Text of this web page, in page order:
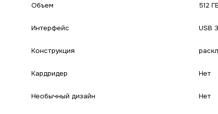
Объем 512
Интерфейс USB
Конструкция
Кардридер Нет
Необычный дизайн Нет